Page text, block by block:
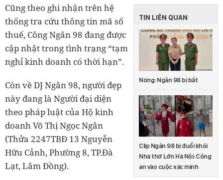
TIN LIÊN QUAN
Nóng: Ngân 98 bị bắt
Clip Ngân 98 bị đuổi khỏi
Nhà thờ Lớn Hà Nội: Công
an vào cuộc xác minh
Cũng theo ghi nhận trên hệ
thống tra cứu thông tin mã số
thuế, Công Ngân 98 đang được
cập nhật trong tình trạng “tạm
nghỉ kinh doanh có thời hạn”.
Còn về DJ Ngân 98, người đẹp
này đang là Người đại diện
theo pháp luật của Hộ kinh
doanh Võ Thị Ngọc Ngân
(Thửa 2247TBĐ 13 Nguyễn
Hữu Cảnh, Phường 8, TP.Đà
Lạt, Lâm Đồng).